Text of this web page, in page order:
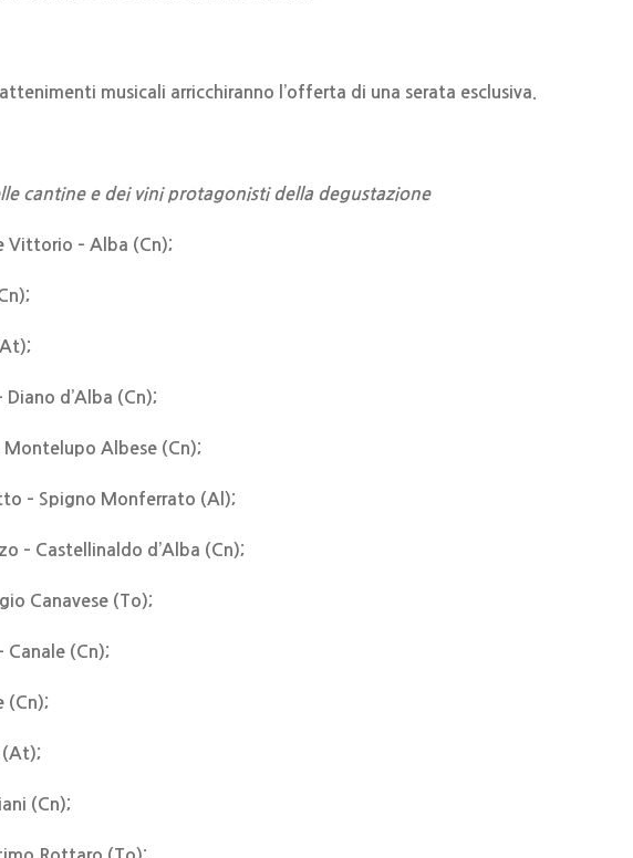
musicali arricchiranno l’offerta di una serata esclusiva.
cantine e dei vini protagonisti della degustazione
Vittorio – Alba (Cn);
Diano d’Alba (Cn);
Montelupo Albese (Cn);
– Spigno Monferrato (Al);
– Castellinaldo d’Alba (Cn);
Canavese (To);
Canale (Cn);
(Cn);
(At);
(Cn);